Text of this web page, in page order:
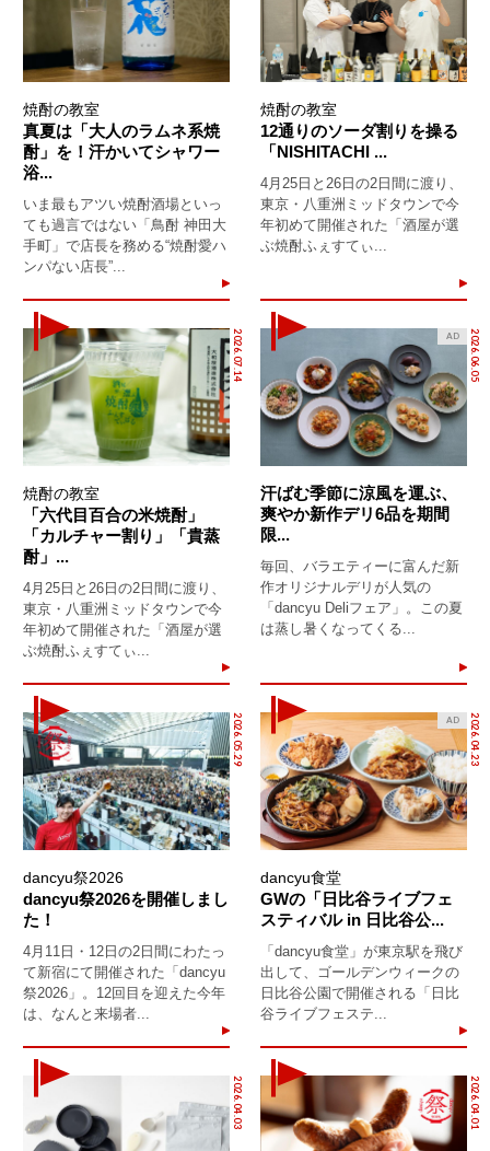
焼酎の教室
真夏は「大人のラムネ系焼
酎」を！汗かいてシャワー
浴...
いま最もアツい焼酎酒場といっ
ても過言ではない「鳥酎 神田大
手町」で店長を務める“焼酎愛ハ
ンパない店長”...
焼酎の教室
12通りのソーダ割りを操る
「NISHITACHI ...
4月25日と26日の2日間に渡り、
東京・八重洲ミッドタウンで今
年初めて開催された「酒屋が選
ぶ焼酎ふぇすてぃ...
2026.07.14
焼酎の教室
「六代目百合の米焼酎」
「カルチャー割り」「貴蒸
酎」...
4月25日と26日の2日間に渡り、
東京・八重洲ミッドタウンで今
年初めて開催された「酒屋が選
ぶ焼酎ふぇすてぃ...
2026.06.05
AD
汗ばむ季節に涼風を運ぶ、
爽やか新作デリ6品を期間
限...
毎回、バラエティーに富んだ新
作オリジナルデリが人気の
「dancyu Deliフェア」。この夏
は蒸し暑くなってくる...
2026.05.29
dancyu祭2026
dancyu祭2026を開催しまし
た！
4月11日・12日の2日間にわたっ
て新宿にて開催された「dancyu
祭2026」。12回目を迎えた今年
は、なんと来場者...
2026.04.23
AD
dancyu食堂
GWの「日比谷ライブフェ
スティバル in 日比谷公...
「dancyu食堂」が東京駅を飛び
出して、ゴールデンウィークの
日比谷公園で開催される「日比
谷ライブフェステ...
2026.04.03 2026.04.01